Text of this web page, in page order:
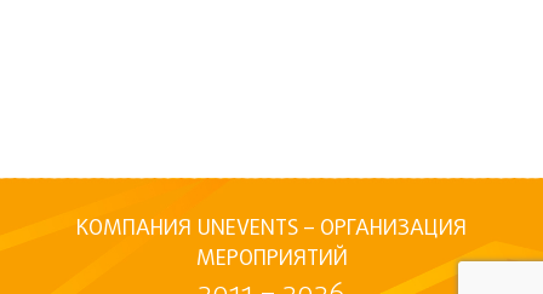
КОМПАНИЯ UNEVENTS – ОРГАНИЗАЦИЯ
МЕРОПРИЯТИЙ